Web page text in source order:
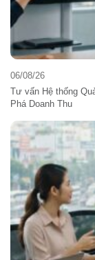
06/08/26
Tư vấn Hệ thống
Phá Doanh Thu